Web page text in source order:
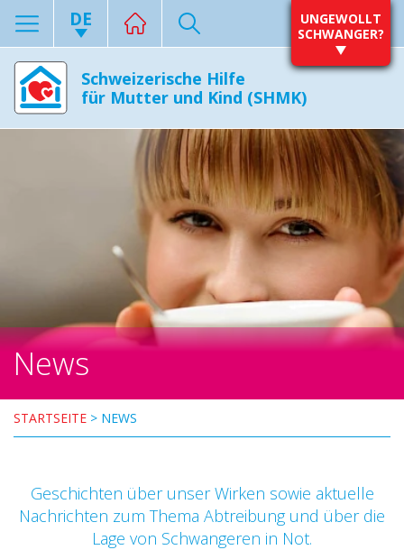
DE
UNGEWOLLT
SCHWANGER?
Schweizerische Hilfe
für Mutter und Kind (SHMK)
News
STARTSEITE > NEWS
Geschichten über unser Wirken sowie aktuelle
Nachrichten zum Thema Abtreibung und über die
Lage von Schwangeren in Not.